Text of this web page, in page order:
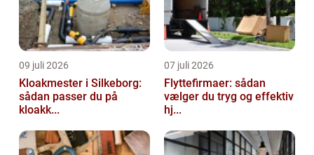
09 juli 2026
Kloakmester i Silkeborg:
sådan passer du på
kloakk...
07 juli 2026
Flyttefirmaer: sådan
vælger du tryg og effektiv
hj...